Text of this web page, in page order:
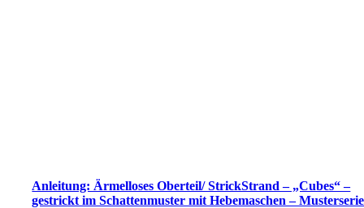
Anleitung: Ärmelloses Oberteil/ StrickStrand – „Cubes“ –
gestrickt im Schattenmuster mit Hebemaschen – Musterserie